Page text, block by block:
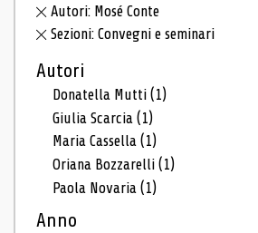
Autori: Mosé Conte
Sezioni: Convegni e seminari
Autori
Donatella Mutti(1)
Giulia Scarcia(1)
Maria Cassella(1)
Oriana Bozzarelli(1)
Paola Novaria(1)
Anno